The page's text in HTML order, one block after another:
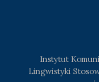
Instytut
Lingwistyki